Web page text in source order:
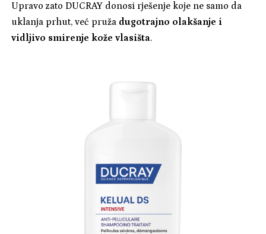
Upravo zato DUCRAY donosi rješenje koje ne samo da
uklanja prhut, već pruža dugotrajno olakšanje i
vidljivo smirenje kože vlasišta.